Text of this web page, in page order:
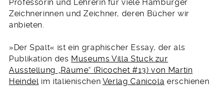
Professorin und Lehrerin für viele Hamburger
Zeichnerinnen und Zeichner, deren Bücher wir
anbieten.
»Der Spalt« ist ein graphischer Essay, der als
Publikation des Museums Villa Stuck zur
Ausstellung „Räume“ (Ricochet #13) von Martin
Heindel im italienischen Verlag Canicola erschienen